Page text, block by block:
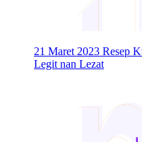
21 Maret 2023 Resep
Legit nan Lezat